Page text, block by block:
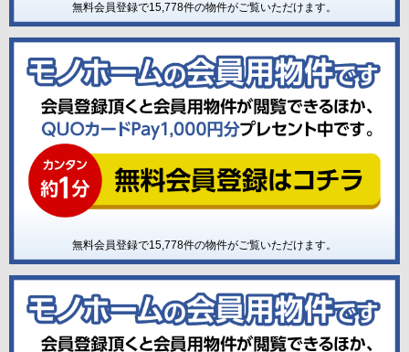
無料会員登録で15,778件の物件がご覧いただけます。
無料会員登録で15,778件の物件がご覧いただけます。